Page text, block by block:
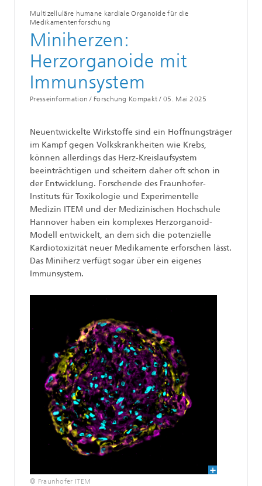
Multizelluläre humane kardiale Organoide für die
Medikamentenforschung
Miniherzen:
Herzorganoide mit
Immunsystem
Presseinformation / Forschung Kompakt / 05. Mai 2025
Neuentwickelte Wirkstoffe sind ein Hoffnungsträger
im Kampf gegen Volkskrankheiten wie Krebs,
können allerdings das Herz-Kreislaufsystem
beeinträchtigen und scheitern daher oft schon in
der Entwicklung. Forschende des Fraunhofer-
Instituts für Toxikologie und Experimentelle
Medizin ITEM und der Medizinischen Hochschule
Hannover haben ein komplexes Herzorganoid-
Modell entwickelt, an dem sich die potenzielle
Kardiotoxizität neuer Medikamente erforschen lässt.
Das Miniherz verfügt sogar über ein eigenes
Immunsystem.
© Fraunhofer ITEM